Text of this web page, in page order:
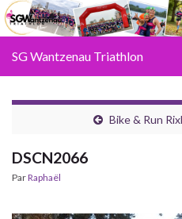
SG Wantzenau Triathlon
Bike & Run
DSCN2066
ParRaphaël